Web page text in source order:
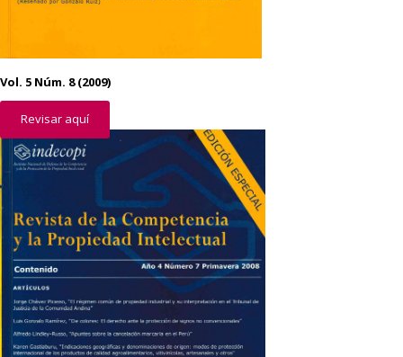
Vol. 5 Núm. 8 (2009)
Revisar aquí